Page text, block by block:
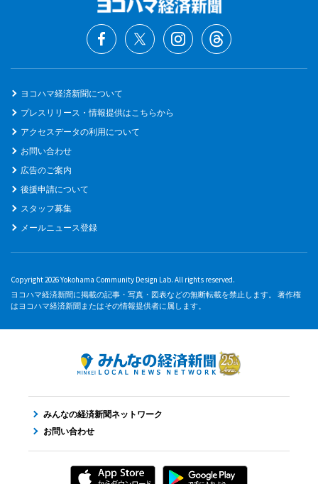
ヨコハマ経済新聞について
プレスリリース・情報提供はこちらから
アクセスデータの利用について
お問い合わせ
広告のご案内
後援申請について
スタッフ募集
メールニュース登録
Copyright 2026 Yokohama Community Design Lab. All rights reserved.
ヨコハマ経済新聞に掲載の記事・写真・図表などの無断転載を禁止します。 著作権
はヨコハマ経済新聞またはその情報提供者に属します。
みんなの経済新聞ネットワーク
お問い合わせ